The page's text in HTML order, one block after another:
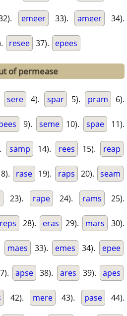
emeer 33). ameer 34).
resee 37). epees
of permease
sere 4). spar 5). pram 6).
9). seme 10). spae 11).
samp 14). rees 15). reap
rase 19). raps 20). seam
23). rape 24). rams 25).
reps 28). eras 29). mars 30).
maes 33). emes 34). epee
apse 38). ares 39). apes
42). mere 43). pase 44).